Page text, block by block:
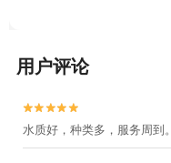
用户评论


水质好，种类多，服务周到。